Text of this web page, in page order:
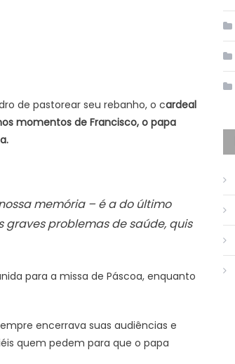
de pastorear seu rebanho, o cardeal
momentos de Francisco, o papa
memória – é a do último
graves problemas de saúde, quis
para a missa de Páscoa, enquanto
encerrava suas audiências e
quem pedem para que o papa